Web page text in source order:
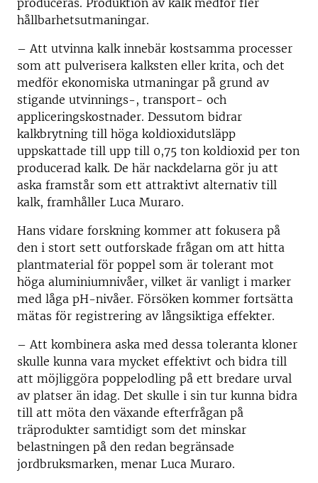
produceras. Produktion av kalk medför fler
hållbarhetsutmaningar.
– Att utvinna kalk innebär kostsamma processer
som att pulverisera kalksten eller krita, och det
medför ekonomiska utmaningar på grund av
stigande utvinnings-, transport- och
appliceringskostnader. Dessutom bidrar
kalkbrytning till höga koldioxidutsläpp
uppskattade till upp till 0,75 ton koldioxid per ton
producerad kalk. De här nackdelarna gör ju att
aska framstår som ett attraktivt alternativ till
kalk, framhåller Luca Muraro.
Hans vidare forskning kommer att fokusera på
den i stort sett outforskade frågan om att hitta
plantmaterial för poppel som är tolerant mot
höga aluminiumnivåer, vilket är vanligt i marker
med låga pH-nivåer. Försöken kommer fortsätta
mätas för registrering av långsiktiga effekter.
– Att kombinera aska med dessa toleranta kloner
skulle kunna vara mycket effektivt och bidra till
att möjliggöra poppelodling på ett bredare urval
av platser än idag. Det skulle i sin tur kunna bidra
till att möta den växande efterfrågan på
träprodukter samtidigt som det minskar
belastningen på den redan begränsade
jordbruksmarken, menar Luca Muraro.